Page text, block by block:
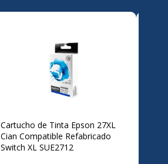
Cartucho de Tinta Epson 27XL
Cian Compatible Refabricado
Switch XL SUE2712